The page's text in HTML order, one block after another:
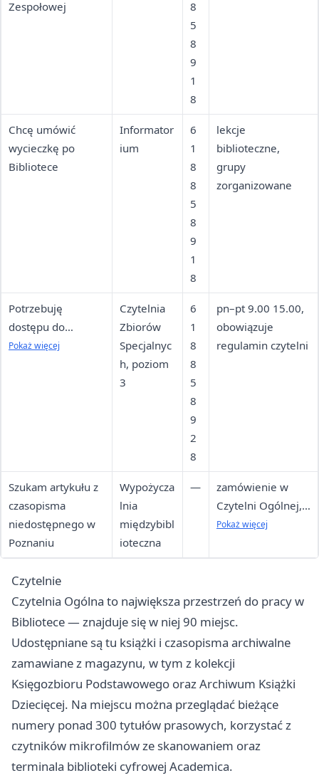
Zespołowej
8
5
8
9
1
8
Chcę umówić
wycieczkę po
Bibliotece
Informator
ium
6
1
8
8
5
8
9
1
8
lekcje
biblioteczne,
grupy
zorganizowane
Potrzebuję
dostępu do
zbiorów
Pokaż więcej
Czytelnia
Zbiorów
Specjalnyc
h, poziom
3
6
1
8
8
5
8
9
2
8
pn–pt 9.00 15.00,
obowiązuje
regulamin czytelni
Szukam artykułu z
czasopisma
niedostępnego w
Poznaniu
Wypożycza
lnia
międzybibl
ioteczna
—
zamówienie w
Czytelni Ogólnej,
materiały do
Pokaż więcej
Czytelnie
Czytelnia Ogólna to największa przestrzeń do pracy w
Bibliotece — znajduje się w niej 90 miejsc.
Udostępniane są tu książki i czasopisma archiwalne
zamawiane z magazynu, w tym z kolekcji
Księgozbioru Podstawowego oraz Archiwum Książki
Dziecięcej. Na miejscu można przeglądać bieżące
numery ponad 300 tytułów prasowych, korzystać z
czytników mikrofilmów ze skanowaniem oraz
terminala biblioteki cyfrowej Academica.